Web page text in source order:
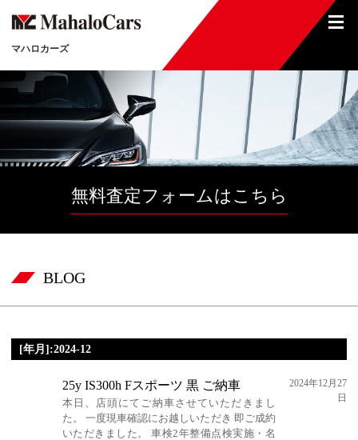
マハロカーズ
無料査定フォームはこちら
BLOG
[年月]:2024-12
25y IS300h Fスポーツ 黒 ご納車
本日、店頭にてご納車させていただきまし
た。 一度現車確認にお越しいただき 即ご成約
いただきました。 車検2年整備点検実施・名
2024年12月27
日